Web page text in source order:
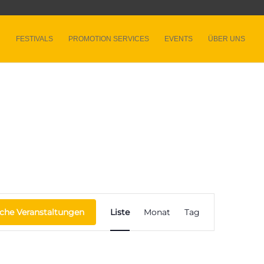
FESTIVALS PROMOTION SERVICES EVENTS ÜBER UNS
Veranstaltungen
Ansichten-
Liste Monat Tag